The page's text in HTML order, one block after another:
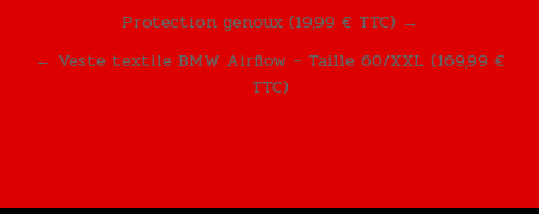
Navigation de l’article
Protection genoux (19,99 € TTC) →
← Veste textile BMW Airflow – Taille 60/XXL (169,99 €
TTC)